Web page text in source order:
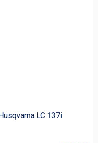
LC 137i